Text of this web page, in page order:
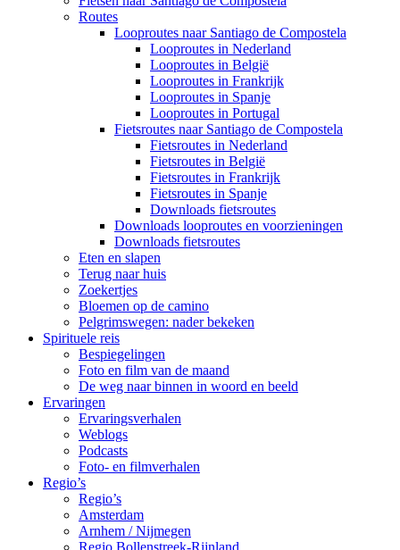
Routes
Looproutes naar Santiago de Compostela
Looproutes in Nederland
Looproutes in België
Looproutes in Frankrijk
Looproutes in Spanje
Looproutes in Portugal
Fietsroutes naar Santiago de Compostela
Fietsroutes in Nederland
Fietsroutes in België
Fietsroutes in Frankrijk
Fietsroutes in Spanje
Downloads fietsroutes
Downloads looproutes en voorzieningen
Downloads fietsroutes
Eten en slapen
Terug naar huis
Zoekertjes
Bloemen op de camino
Pelgrimswegen: nader bekeken
Spirituele reis
Bespiegelingen
Foto en film van de maand
De weg naar binnen in woord en beeld
Ervaringen
Ervaringsverhalen
Weblogs
Podcasts
Foto- en filmverhalen
Regio’s
Regio’s
Amsterdam
Arnhem / Nijmegen
Regio Bollenstreek-Rijnland